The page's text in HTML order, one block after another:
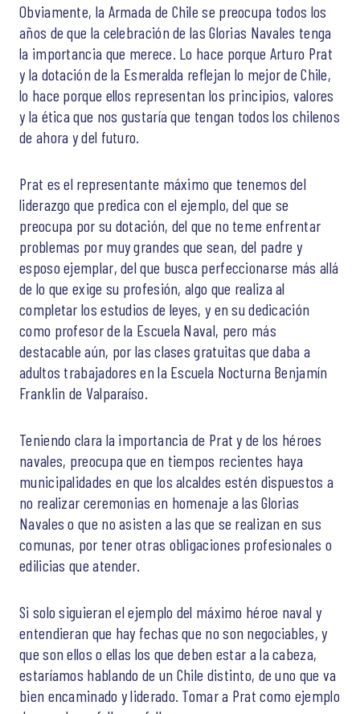
Obviamente, la Armada de Chile se preocupa todos los
años de que la celebración de las Glorias Navales tenga
la importancia que merece. Lo hace porque Arturo Prat
y la dotación de la Esmeralda reflejan lo mejor de Chile,
lo hace porque ellos representan los principios, valores
y la ética que nos gustaría que tengan todos los chilenos
de ahora y del futuro.
Prat es el representante máximo que tenemos del
liderazgo que predica con el ejemplo, del que se
preocupa por su dotación, del que no teme enfrentar
problemas por muy grandes que sean, del padre y
esposo ejemplar, del que busca perfeccionarse más allá
de lo que exige su profesión, algo que realiza al
completar los estudios de leyes, y en su dedicación
como profesor de la Escuela Naval, pero más
destacable aún, por las clases gratuitas que daba a
adultos trabajadores en la Escuela Nocturna Benjamín
Franklin de Valparaíso.
Teniendo clara la importancia de Prat y de los héroes
navales, preocupa que en tiempos recientes haya
municipalidades en que los alcaldes estén dispuestos a
no realizar ceremonias en homenaje a las Glorias
Navales o que no asisten a las que se realizan en sus
comunas, por tener otras obligaciones profesionales o
edilicias que atender.
Si solo siguieran el ejemplo del máximo héroe naval y
entendieran que hay fechas que no son negociables, y
que son ellos o ellas los que deben estar a la cabeza,
estaríamos hablando de un Chile distinto, de uno que va
bien encaminado y liderado. Tomar a Prat como ejemplo